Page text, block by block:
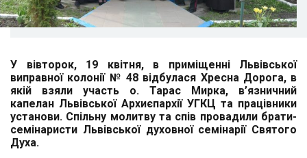
У вівторок, 19 квітня, в приміщенні Львівської
виправної колонії № 48 відбулася Хресна Дорога, в
якій взяли участь о. Тарас Мирка, в’язничний
капелан Львівської Архиєпархії УГКЦ та працівники
установи. Спільну молитву та спів провадили брати-
семінаристи Львівської духовної семінарії Святого
Духа.